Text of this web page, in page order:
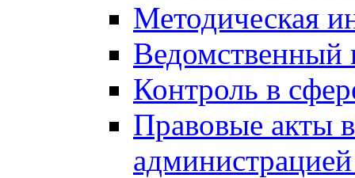
Методическая
Ведомственный
Контроль в
Правовые акты